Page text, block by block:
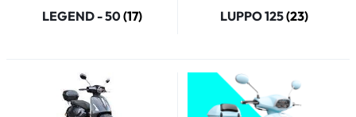
LEGEND - 50(17) LUPPO 125(23)